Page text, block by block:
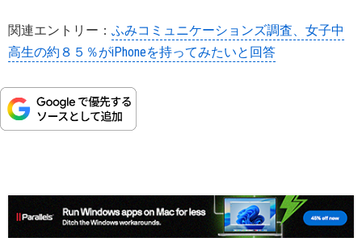
関連エントリー： ふみコミュニケーションズ調査、女子中
高生の約８５％がiPhoneを持ってみたいと回答